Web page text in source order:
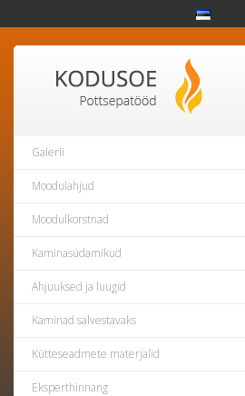
Galerii
Moodulahjud
Moodulkorstnad
Kaminasüdamikud
Ahjuuksed ja luugid
Kaminad salvestavaks
Kütteseadmete materjalid
Eksperthinnang